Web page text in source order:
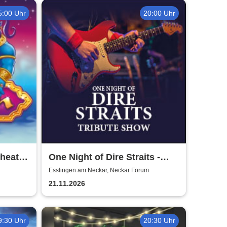
Uhr 20:00 Uhr
One Night of Dire Straits -
Tribute Show
Esslingen am Neckar, Neckar Forum
21.11.2026
Uhr 20:30 Uhr